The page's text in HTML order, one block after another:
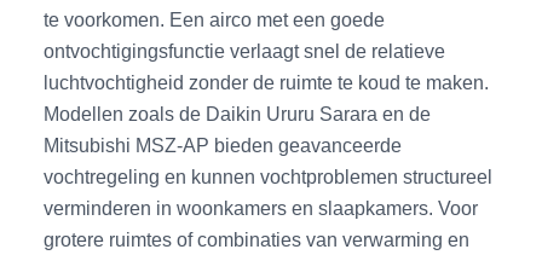
te voorkomen. Een airco met een goede
ontvochtigingsfunctie verlaagt snel de relatieve
luchtvochtigheid zonder de ruimte te koud te maken.
Modellen zoals de Daikin Ururu Sarara en de
Mitsubishi MSZ-AP bieden geavanceerde
vochtregeling en kunnen vochtproblemen structureel
verminderen in woonkamers en slaapkamers. Voor
grotere ruimtes of combinaties van verwarming en